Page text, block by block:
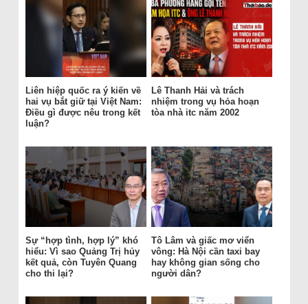
Liên hiệp quốc ra ý kiến về
hai vụ bắt giữ tại Việt Nam:
Điều gì được nêu trong kết
luận?
Lê Thanh Hải và trách
nhiệm trong vụ hỏa hoạn
tòa nhà itc năm 2002
Sự “hợp tình, hợp lý” khó
hiểu: Vì sao Quảng Trị hủy
kết quả, còn Tuyên Quang
cho thi lại?
Tô Lâm và giấc mơ viển
vông: Hà Nội cần taxi bay
hay không gian sống cho
người dân?